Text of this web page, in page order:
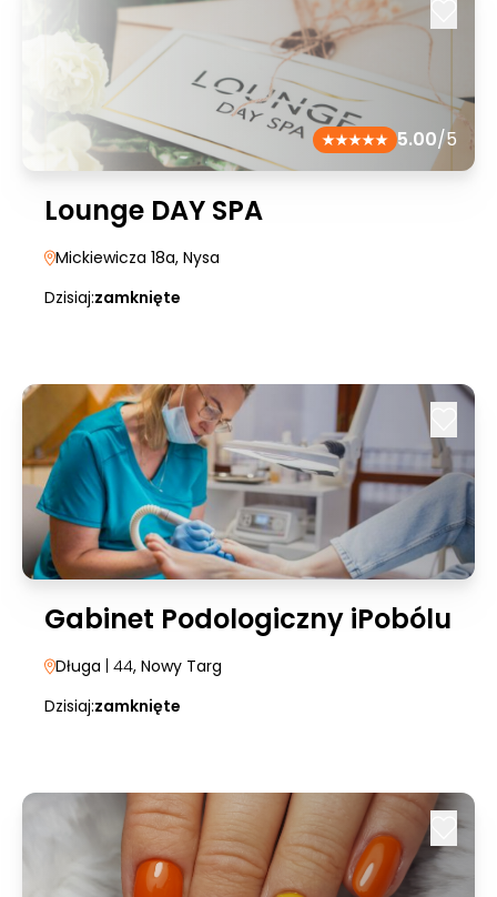
5.00/5
Lounge DAY SPA
Mickiewicza 18a, Nysa
Dzisiaj:zamknięte
Gabinet Podologiczny iPobólu
Długa | 44, Nowy Targ
Dzisiaj:zamknięte